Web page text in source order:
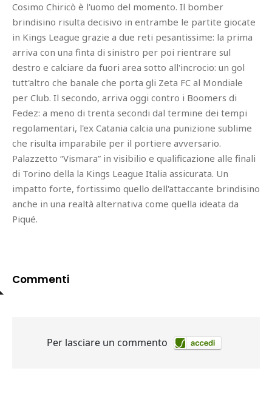
Cosimo Chiricò è l'uomo del momento. Il bomber
brindisino risulta decisivo in entrambe le partite giocate
in Kings League grazie a due reti pesantissime: la prima
arriva con una finta di sinistro per poi rientrare sul
destro e calciare da fuori area sotto all'incrocio: un gol
tutt'altro che banale che porta gli Zeta FC al Mondiale
per Club. Il secondo, arriva oggi contro i Boomers di
Fedez: a meno di trenta secondi dal termine dei tempi
regolamentari, l'ex Catania calcia una punizione sublime
che risulta imparabile per il portiere avversario.
Palazzetto “Vismara” in visibilio e qualificazione alle finali
di Torino della la Kings League Italia assicurata. Un
impatto forte, fortissimo quello dell'attaccante brindisino
anche in una realtà alternativa come quella ideata da
Piqué.
Commenti